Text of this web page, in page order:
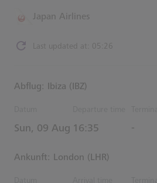
Japan Airlines
Last updated at: 05:26
Abflug: Ibiza (IBZ)
Sun, 09 Aug Estimated Uhrzeiten
16:35 -
Ankunft: London (LHR)